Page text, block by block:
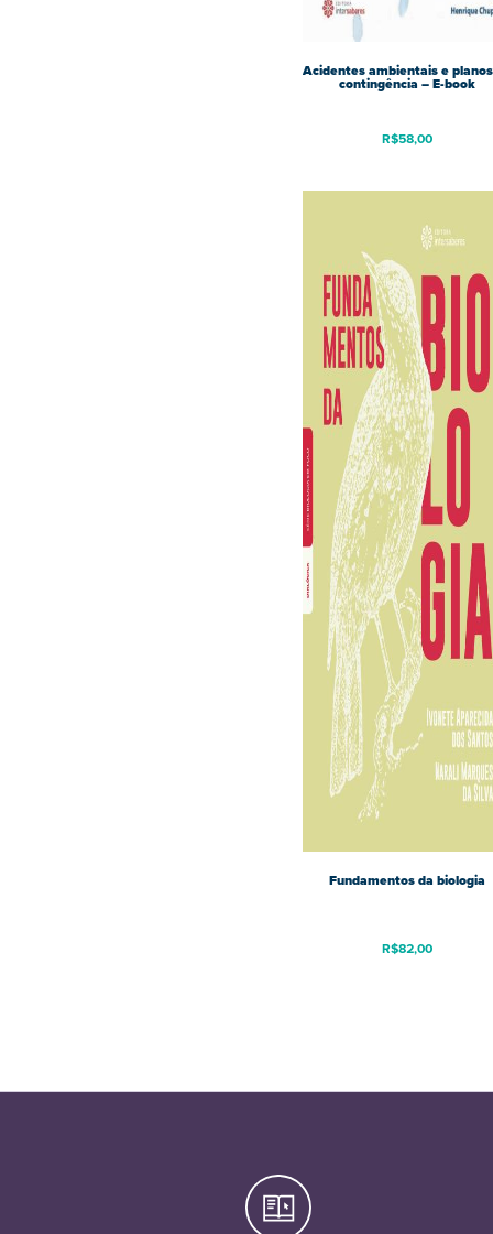
Acidentes ambientais e
contingência – E-book
R$58,00
Fundamentos da biologia
R$82,00